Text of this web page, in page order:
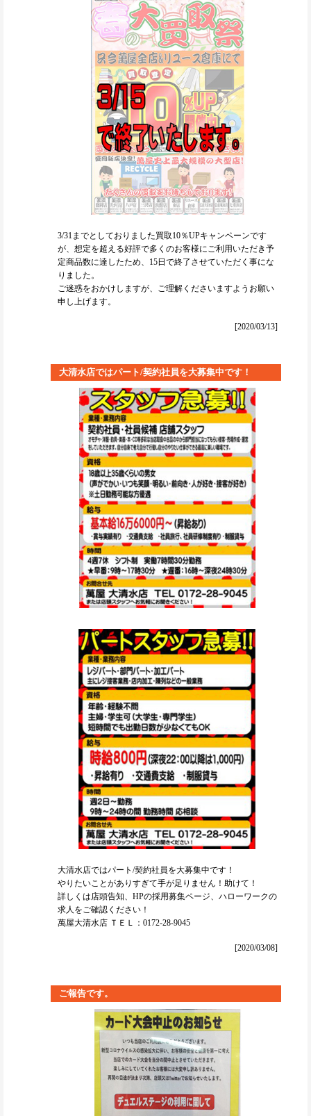
3/31までとしておりました買取10％UPキャンペーンです
が、想定を超える好評で多くのお客様にご利用いただき予
定商品数に達したため、15日で終了させていただく事にな
りました。
ご迷惑をおかけしますが、ご理解くださいますようお願い
申し上げます。
[2020/03/13]
大清水店ではパート/契約社員を大募集中です！
大清水店ではパート/契約社員を大募集中です！
やりたいことがありすぎて手が足りません！助けて！
詳しくは店頭告知、HPの採用募集ページ、ハローワークの
求人をご確認ください！
萬屋大清水店 ＴＥＬ：0172-28-9045
[2020/03/08]
ご報告です。